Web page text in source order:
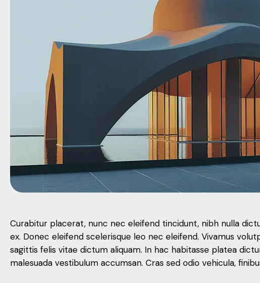
Curabitur placerat, nunc nec eleifend tincidunt, nibh nulla
ex. Donec eleifend scelerisque leo nec eleifend. Vivamus
sagittis felis vitae dictum aliquam. In hac habitasse platea
malesuada vestibulum accumsan. Cras sed odio vehicula,